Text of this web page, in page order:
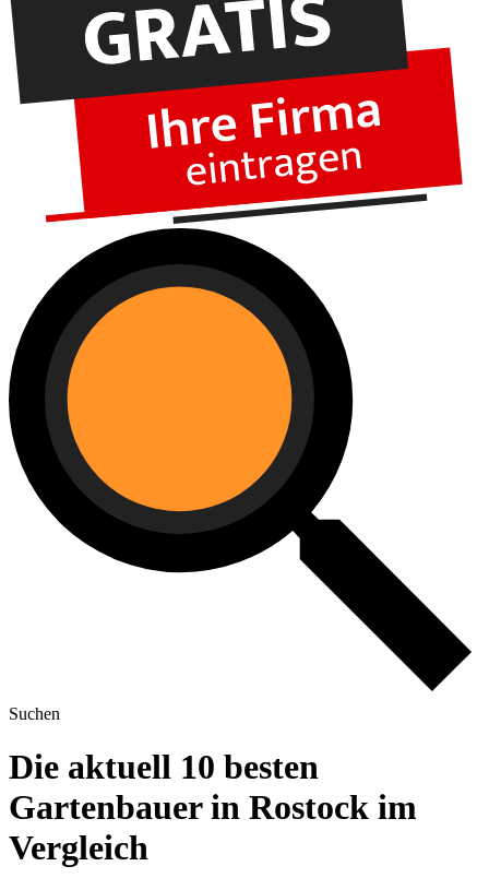
Suchen
Die aktuell 10 besten
Gartenbauer in Rostock im
Vergleich